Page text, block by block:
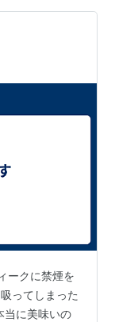
ことだと思い
周りに言っ
と思いま
ークに禁煙を
ってしまった
当に美味いの